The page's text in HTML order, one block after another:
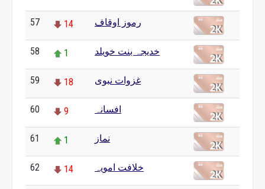
57 14 رموز اوقاف
58 1 خدیجہ بنت خویلد
59 18 غزوات نبوی
60 9 افسانہ
61 1 نماز
62 14 خلافت امویہ